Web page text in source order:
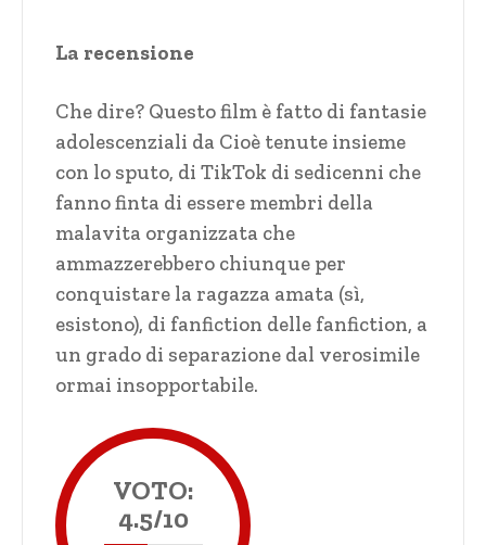
La recensione
Che dire? Questo film è fatto di fantasie
adolescenziali da Cioè tenute insieme
con lo sputo, di TikTok di sedicenni che
fanno finta di essere membri della
malavita organizzata che
ammazzerebbero chiunque per
conquistare la ragazza amata (sì,
esistono), di fanfiction delle fanfiction, a
un grado di separazione dal verosimile
ormai insopportabile.
VOTO:
4.5/10